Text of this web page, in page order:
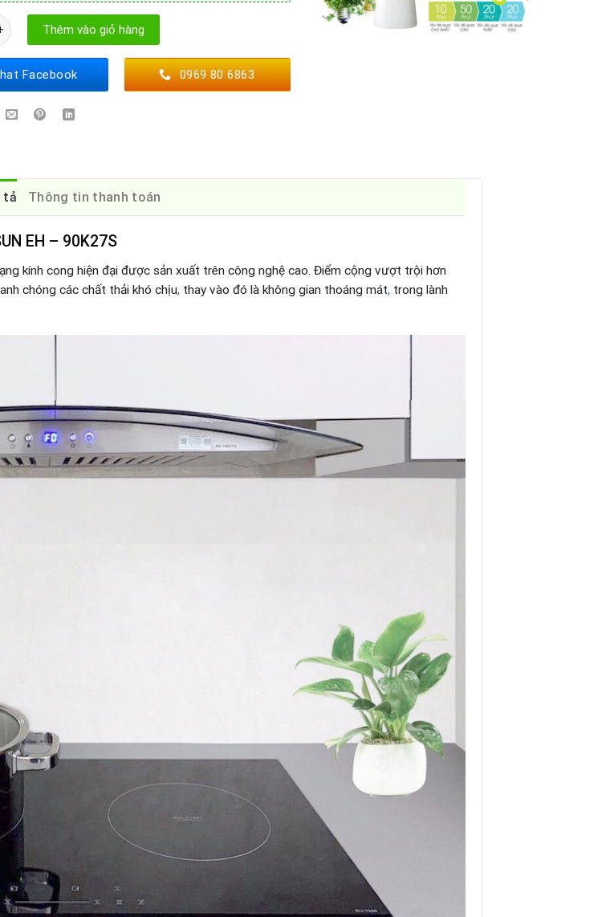
EUROSUN EH - 90K27S số lượng
Thêm vào giỏ hàng
Facebook 0969 80 6863
tả Thông tin thanh toán
EH – 90K27S
kính cong hiện đại được sản xuất trên công nghệ cao. Điểm cộng vượt trội hơn
chóng các chất thải khó chịu, thay vào đó là không gian thoáng mát, trong lành